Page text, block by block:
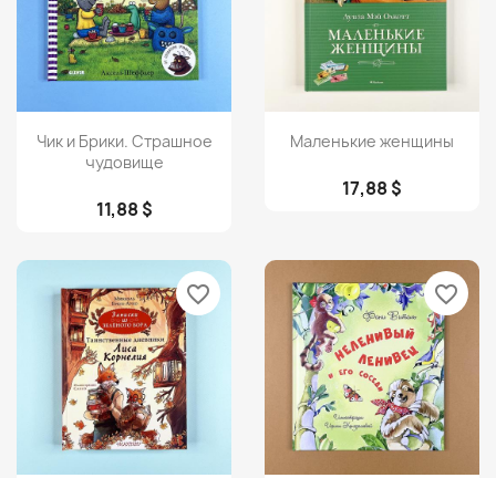
Просмотр
Чик и Брики. Страшное
чудовище
11,88 $
Просмотр
Маленькие женщины
17,88 $
favorite_border favorite_border